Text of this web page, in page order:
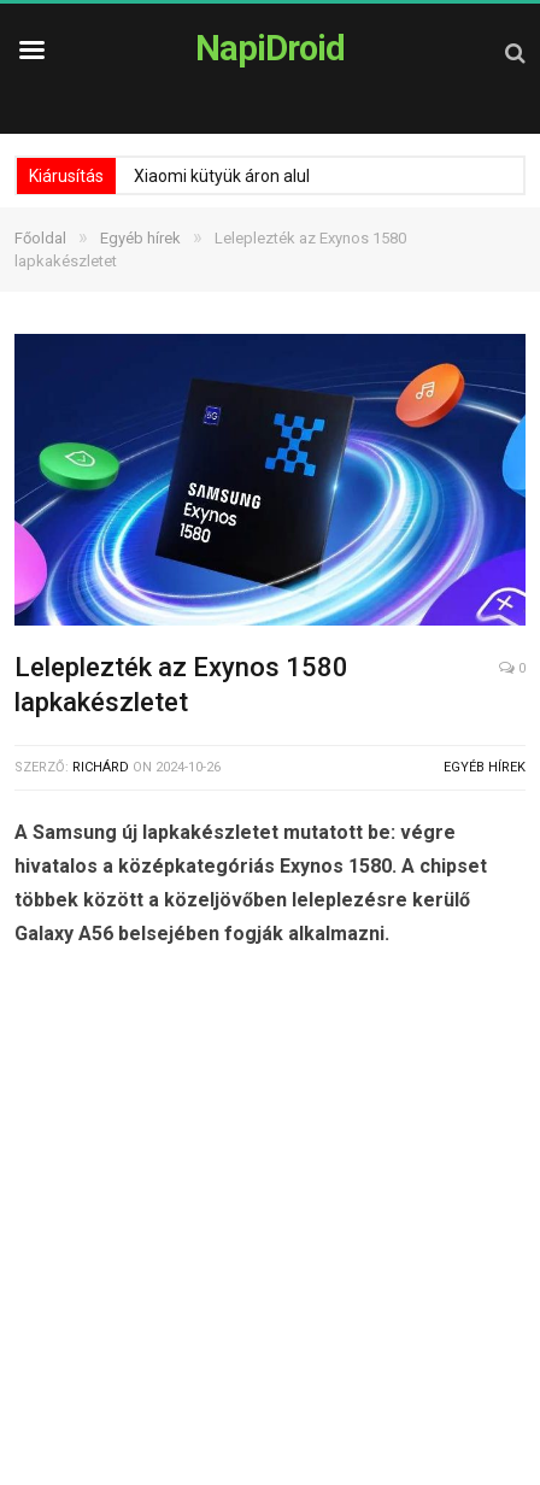
NapiDroid
Kiárusítás Xiaomi kütyük áron alul
Főoldal » Egyéb hírek »
Leleplezték az Exynos 1580
lapkakészletet
Leleplezték az Exynos 1580
lapkakészletet
0
SZERZŐ: RICHÁRD ON 2024-10-26 EGYÉB HÍREK
A Samsung új lapkakészletet mutatott be: végre
hivatalos a középkategóriás Exynos 1580. A chipset
többek között a közeljövőben leleplezésre kerülő
Galaxy A56 belsejében fogják alkalmazni.